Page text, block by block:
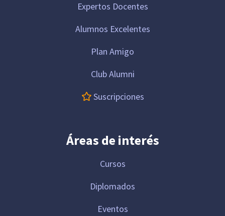
Expertos Docentes
Alumnos Excelentes
Plan Amigo
Club Alumni
Suscripciones
Áreas de interés
Cursos
Diplomados
Eventos